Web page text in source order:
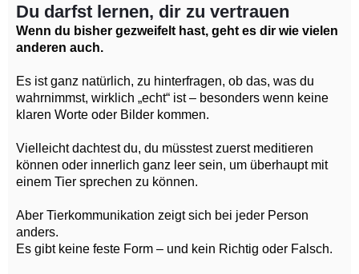
Du darfst lernen, dir zu vertrauen
Wenn du bisher gezweifelt hast, geht es dir wie vielen
anderen auch.
Es ist ganz natürlich, zu hinterfragen, ob das, was du
wahrnimmst, wirklich „echt“ ist – besonders wenn keine
klaren Worte oder Bilder kommen.
Vielleicht dachtest du, du müsstest zuerst meditieren
können oder innerlich ganz leer sein, um überhaupt mit
einem Tier sprechen zu können.
Aber Tierkommunikation zeigt sich bei jeder Person
anders.
Es gibt keine feste Form – und kein Richtig oder Falsch.